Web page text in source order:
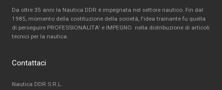
Da oltre 35 anni la Nautica DDR è impegnata nel settore nautico. Fin dal
1985, momento della costituzione della società, l'idea trainante fu quella
di perseguire PROFESSIONALITA' e IMPEGNO nella distribuzione di articoli
tecnici per la nautica.
Contattaci
Nautica DDR S.R.L.